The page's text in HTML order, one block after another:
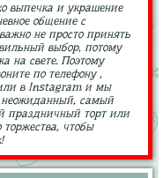
выпечка и украшение
общение с
не просто принять
выбор, потому
на свете. Поэтому
по телефону ,
или в Instagram и мы
самый
праздничный торт или
чтобы